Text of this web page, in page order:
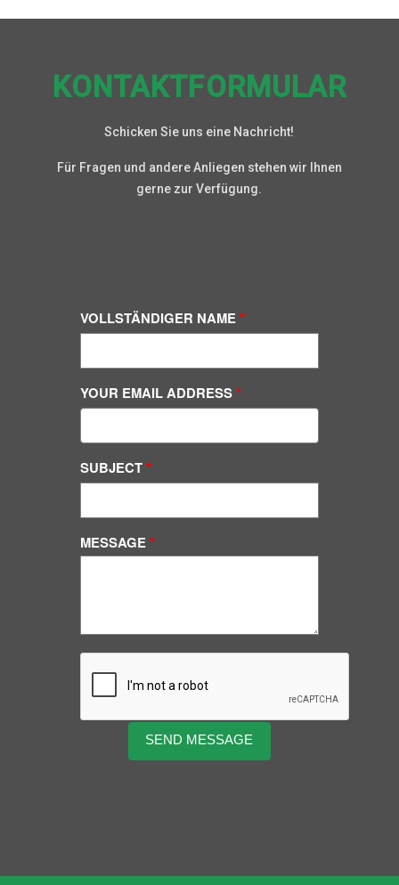
KONTAKTFORMULAR
Schicken Sie uns eine Nachricht!
Für Fragen und andere Anliegen stehen wir Ihnen
gerne zur Verfügung.
VOLLSTÄNDIGER NAME
YOUR EMAIL ADDRESS
SUBJECT
MESSAGE